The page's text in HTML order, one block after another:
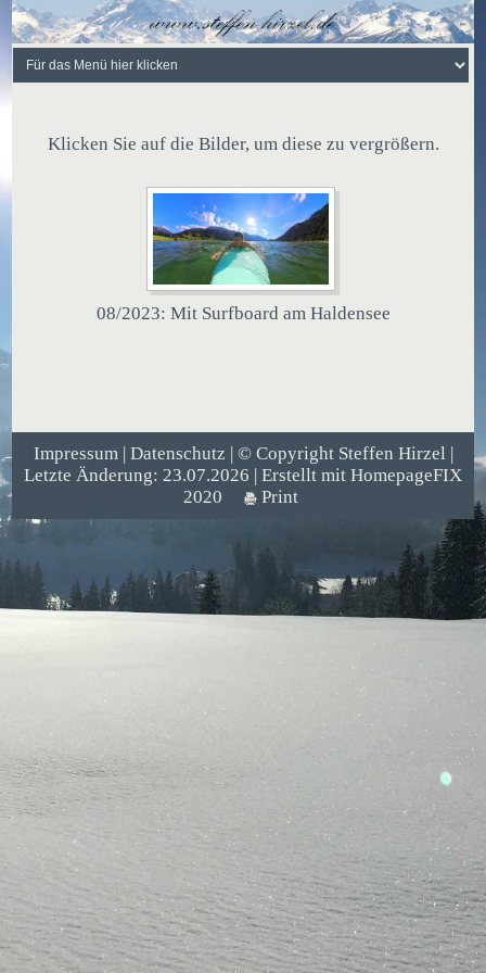
Klicken Sie auf die Bilder, um diese zu vergrößern.
08/2023: Mit Surfboard am Haldensee
Impressum| Datenschutz | © Copyright Steffen Hirzel |
Letzte Änderung: 23.07.2026 | Erstellt mit HomepageFIX
2020
Print